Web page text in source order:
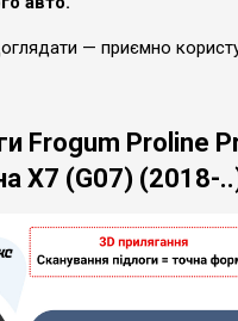
— приємно
Frogum Proline
X7 (G07) (2018-